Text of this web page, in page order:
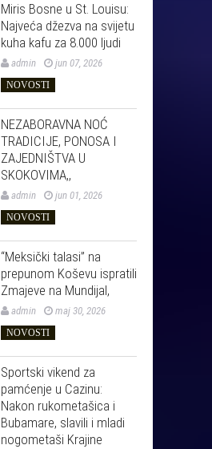
Miris Bosne u St. Louisu:
Najveća džezva na svijetu
kuha kafu za 8.000 ljudi
admin jun 07, 2026
NOVOSTI
NEZABORAVNA NOĆ
TRADICIJE, PONOSA I
ZAJEDNIŠTVA U
SKOKOVIMA,,
admin jun 01, 2026
NOVOSTI
“Meksički talasi” na
prepunom Koševu ispratili
Zmajeve na Mundijal,
admin maj 30, 2026
NOVOSTI
Sportski vikend za
pamćenje u Cazinu:
Nakon rukometašica i
Bubamare, slavili i mladi
nogometaši Krajine